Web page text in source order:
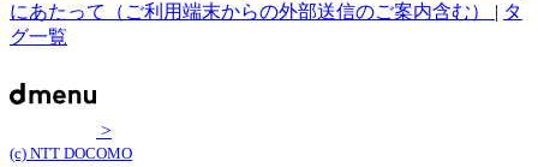
にあたって（ご利用端末からの外部送信のご案内含む） | タ
グ一覧
>
(c) NTT DOCOMO